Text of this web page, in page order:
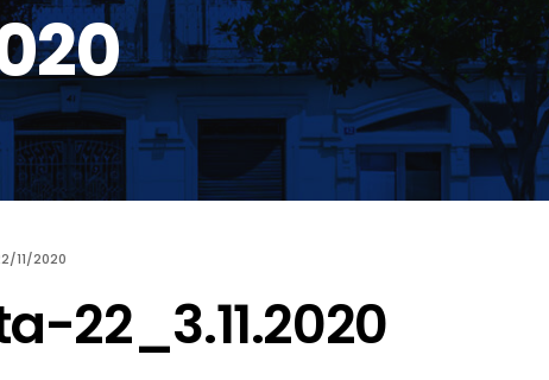
11/2020
22_3.11.2020